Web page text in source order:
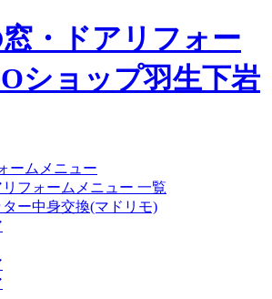
ームメニュー
フォームメニュー 一覧
ー中身交換(マドリモ)